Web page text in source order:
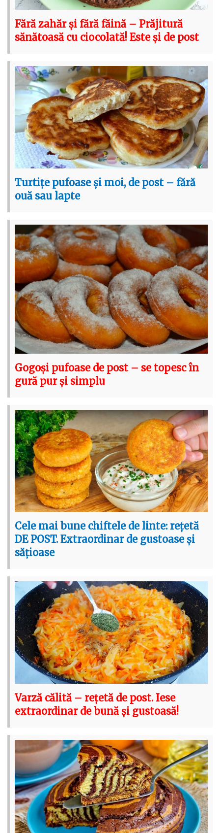
Fără zahăr și fără făină – Prăjitură
sănătoasă cu ciocolată! Este și de post
Turtițe pufoase și moi, de post – fără
ouă sau lapte
Gogoși pufoase de post – se topesc în
gură pur și simplu
Cele mai bune chiftele de linte: rețetă
DE POST. Extraordinar de gustoase și
sățioase
Varză călită – rețetă de post. Iese
extraordinar de bună și gustoasă!